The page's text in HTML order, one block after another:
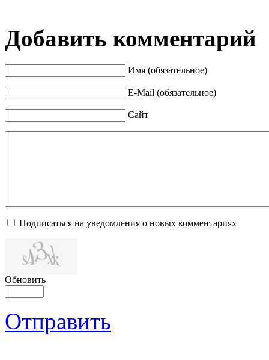
Добавить комментарий
Имя (обязательное)
E-Mail (обязательное)
Сайт
Подписаться на уведомления о новых комментариях
Обновить
Отправить